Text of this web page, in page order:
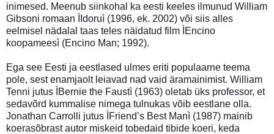
inimesed. Meenub siinkohal ka eesti keeles ilmunud William
Gibsoni romaan ÌIdoruì (1996, ek. 2002) või siis alles
eelmisel nädalal taas teles näidatud film ÌEncino
koopameesì (Encino Man; 1992).
Ega see Eesti ja eestlased ulmes eriti populaarne teema
pole, sest enamjaolt leiavad nad vaid äramainimist. William
Tenni jutus ÌBernie the Faustì (1963) oletab üks professor, et
sedavõrd kummalise nimega tulnukas võib eestlane olla.
Jonathan Carrolli jutus ÌFriend’s Best Manì (1987) mainib
koerasõbrast autor miskeid tobedaid tibide koeri, keda